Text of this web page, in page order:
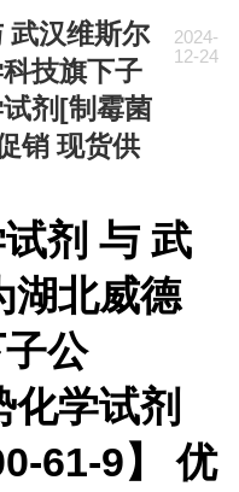
武汉维斯尔
技旗下子
剂[制霉菌
销 现货供
2024-
12-24
剂 与 武
湖北威德
公
学试剂
61-9】 优